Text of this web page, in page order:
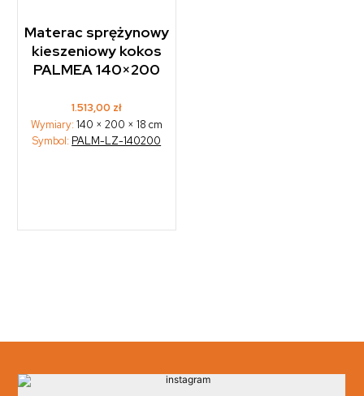
Materac sprężynowy
kieszeniowy kokos
PALMEA 140×200
1.513,00 zł
Wymiary:140 × 200 × 18 cm
Symbol: PALM-LZ-140200